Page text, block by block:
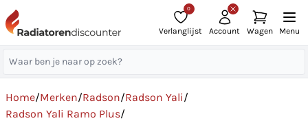
0
Verlanglijst Account Wagen Menu
Home/Merken/Radson/Radson Yali/
Radson Yali Ramo Plus/